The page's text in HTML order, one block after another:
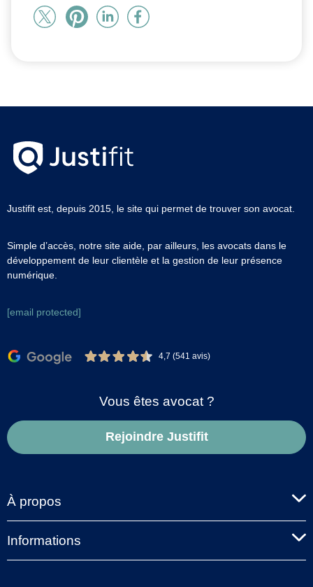
Justifit est, depuis 2015, le site qui permet de trouver son avocat.
Simple d’accès, notre site aide, par ailleurs, les avocats dans le
développement de leur clientèle et la gestion de leur présence
numérique.
[email protected]
4,7 (541 avis)
Vous êtes avocat ?
Rejoindre Justifit
À propos
Informations